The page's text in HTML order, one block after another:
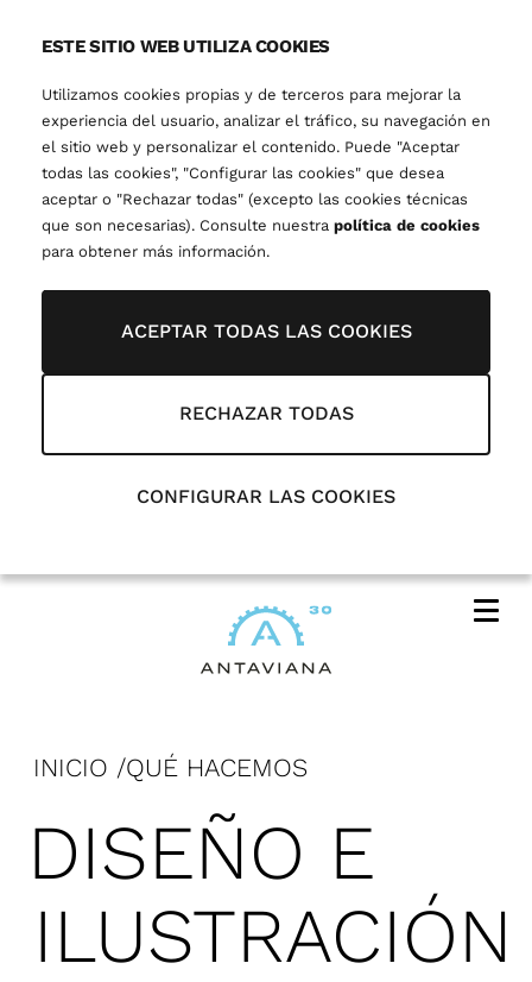
ESTE SITIO WEB UTILIZA COOKIES
Utilizamos cookies propias y de terceros para mejorar la
experiencia del usuario, analizar el tráfico, su navegación en
el sitio web y personalizar el contenido. Puede "Aceptar
todas las cookies", "Configurar las cookies" que desea
aceptar o "Rechazar todas" (excepto las cookies técnicas
que son necesarias). Consulte nuestra política de cookies
para obtener más información.
ACEPTAR TODAS LAS COOKIES
RECHAZAR TODAS
CONFIGURAR LAS COOKIES
INICIO QUÉ HACEMOS
DISEÑO E
ILUSTRACIÓN